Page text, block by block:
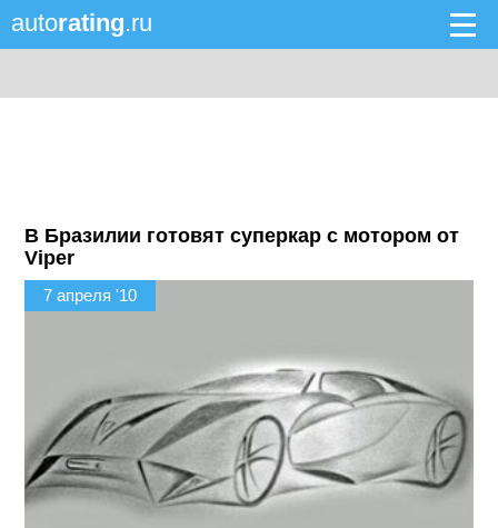
autorating.ru
В Бразилии готовят суперкар с мотором от
Viper
7 апреля '10